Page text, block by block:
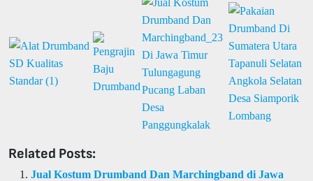
Related Posts:
Jual Kostum Drumband Dan Marchingband di Jawa